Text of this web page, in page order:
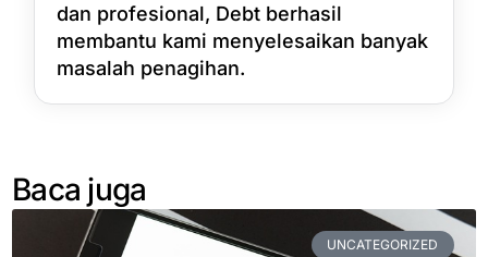
dan profesional, Debt berhasil
membantu kami menyelesaikan banyak
masalah penagihan.
Baca juga
UNCATEGORIZED